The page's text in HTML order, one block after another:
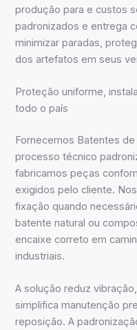
produção para e custos
padronizados e entrega
minimizar paradas,
dos artefatos em seus
Proteção uniforme,
todo o país
Fornecemos Batentes
processo técnico
fabricamos peças
exigidos pelo cliente.
fixação quando
batente natural ou
encaixe correto em
industriais.
A solução reduz
simplifica manutenção
reposição. A